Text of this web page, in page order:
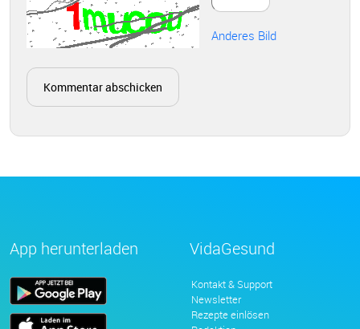
Anderes Bild
App herunterladen VidaGesund
Kontakt & Support
Newsletter
Rezepte einlösen